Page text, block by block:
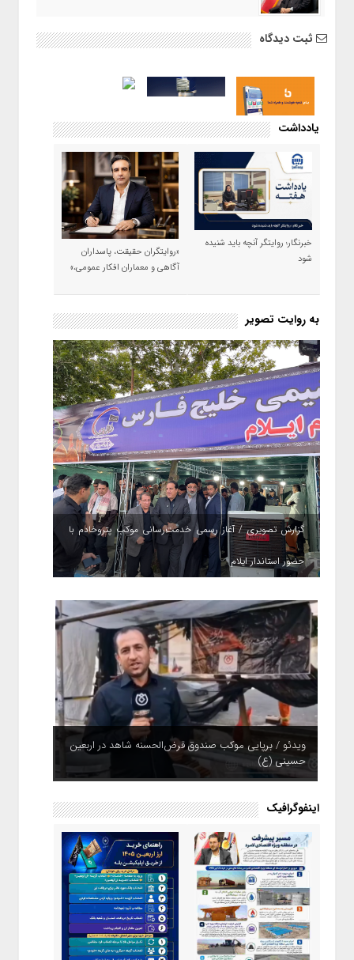
ثبت دیدگاه
یادداشت
خبرنگار؛ روایتگر آنچه باید شنیده
شود
«روایتگران حقیقت، پاسداران
آگاهی و معماران افکار عمومی،»
به روایت تصویر
گزارش تصویری / آغاز رسمی خدمت‌رسانی موکب پتروخادم با
حضور استاندار ایلام
ویدئو / برپایی موکب صندوق قرض‌الحسنه شاهد در اربعین
حسینی (ع)
ویدئو / بیمه ایران؛ همپای زائران
اینفوگرافیک